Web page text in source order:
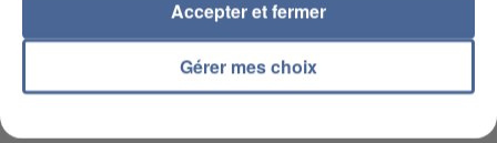
UNE TOURISTE DE L’OISE EMPORTÉE PAR UNE
Gérer mes choix
Accepter et fermer